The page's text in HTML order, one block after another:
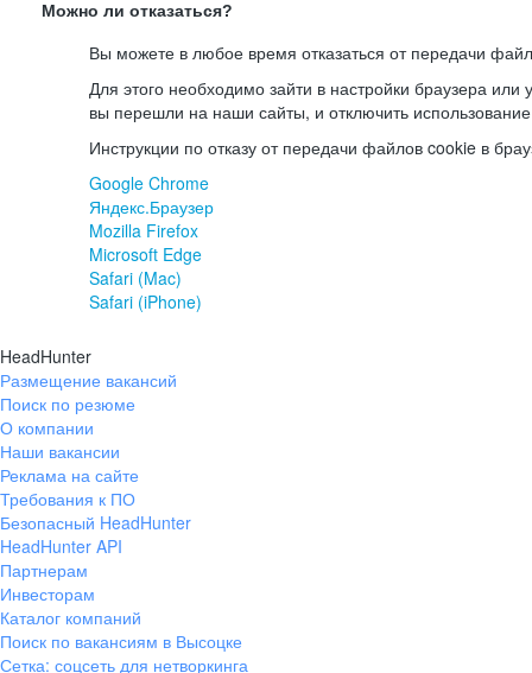
Можно ли отказаться?
Вы можете в любое время отказаться от передачи
Для этого необходимо зайти в настройки браузера или
вы перешли на наши сайты, и отключить
Инструкции по отказу от передачи файлов cookie в
Google Chrome
Яндекс.Браузер
Mozilla Firefox
Microsoft Edge
Safari (Mac)
Safari (iPhone)
HeadHunter
Размещение вакансий
Поиск по резюме
О компании
Наши вакансии
Реклама на сайте
Требования к ПО
Безопасный HeadHunter
HeadHunter API
Партнерам
Инвесторам
Каталог компаний
Поиск по вакансиям в Высоцке
Сетка: соцсеть для нетворкинга